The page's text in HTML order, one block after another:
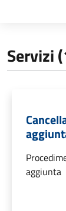
Servizi
aggiunta